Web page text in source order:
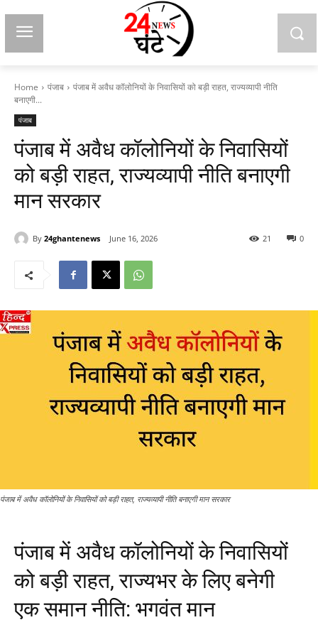
Home पंजाब
पंजाब में अवैध कॉलोनियों के निवासियों को बड़ी राहत, राज्यव्यापी नीति
बनाएगी...
पंजाब
पंजाब में अवैध कॉलोनियों के निवासियों
को बड़ी राहत, राज्यव्यापी नीति बनाएगी
मान सरकार
By 24ghantenews June 16, 2026 0
21
पंजाब में अवैध कॉलोनियों के निवासियों को बड़ी राहत, राज्यव्यापी नीति बनाएगी मान सरकार
पंजाब में अवैध कॉलोनियों के निवासियों
को बड़ी राहत, राज्यभर के लिए बनेगी
एक समान नीति: भगवंत मान